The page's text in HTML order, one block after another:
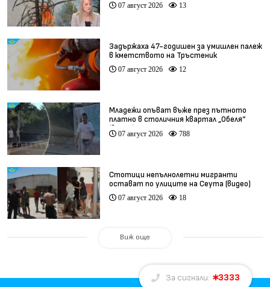
07 август 2026 13
Задържаха 47-годишен за умишлен палеж
в кметството на Тръстеник
07 август 2026 12
Младежи опъват въже през пътното
платно в столичния квартал „Обеля“
(видео)
07 август 2026 788
Стотици непълнолетни мигранти
остават по улиците на Сеута (видео)
07 август 2026 18
Виж още
За сигнали: 3333